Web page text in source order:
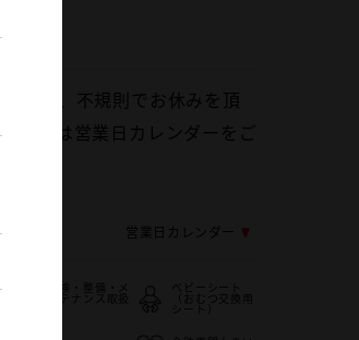
すが、不規則でお休みを頂
詳細は営業日カレンダーをご
営業日カレンダー
車検・整備・メ
ンテナンス取扱
ベビーシート
（おむつ交換用